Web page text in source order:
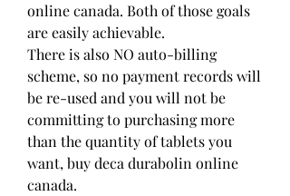
online canada. Both of those goals
are easily achievable.
There is also NO auto-billing
scheme, so no payment records will
be re-used and you will not be
committing to purchasing more
than the quantity of tablets you
want, buy deca durabolin online
canada.